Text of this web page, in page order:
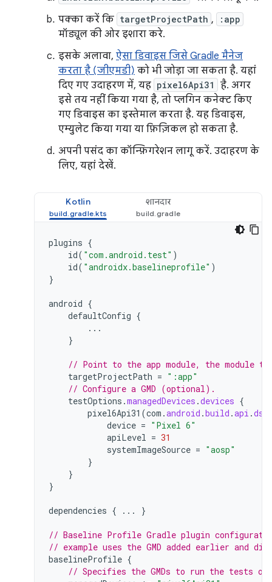
पक्का करें कि targetProjectPath , :app
मॉड्यूल की ओर इशारा करे.
इसके अलावा, ऐसा डिवाइस जिसे Gradle मैनेज
करता है (जीएमडी) को भी जोड़ा जा सकता है. यहां
दिए गए उदाहरण में, यह pixel6Api31
है. अगर
इसे तय नहीं किया गया है, तो प्लगिन कनेक्ट किए
गए डिवाइस का इस्तेमाल करता है. यह डिवाइस,
एम्युलेट किया गया या फ़िज़िकल हो सकता है.
अपनी पसंद का कॉन्फ़िगरेशन लागू करें. उदाहरण के
लिए, यहां देखें.
Kotlin शानदार
plugins {
id( "com.android.test" )
id( "androidx.baselineprofile" )
}
android {
defaultConfig {
...
}
// Point to the app module, the module
targetProjectPath = ":app"
// Configure a GMD (optional).
testOptions .managedDevices .devices {
pixel6Api31 (com .android .build .api .dsl
device = "Pixel 6"
apiLevel = 31
systemImageSource = "aosp"
}
}
}
dependencies { ... }
// Baseline Profile Gradle plugin
// example uses the GMD added earlier and
baselineProfile {
// Specifies the GMDs to run the tests